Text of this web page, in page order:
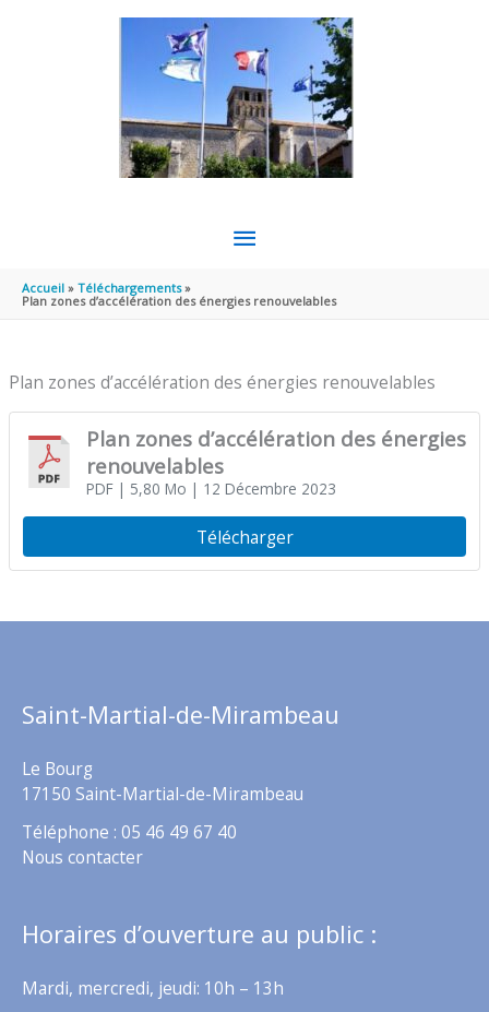
MENU
PRINCIPAL
Accueil
Téléchargements
Plan zones d’accélération des énergies renouvelables
Plan zones d’accélération des énergies renouvelables
Plan zones d’accélération des énergies
renouvelables
PDF| 5,80 Mo | 12 Décembre 2023
Télécharger
Saint-Martial-de-Mirambeau
Le Bourg
17150 Saint-Martial-de-Mirambeau
Téléphone : 05 46 49 67 40
Nous contacter
Horaires d’ouverture au public :
Mardi, mercredi, jeudi: 10h – 13h